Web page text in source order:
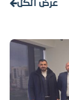
عرض الكل